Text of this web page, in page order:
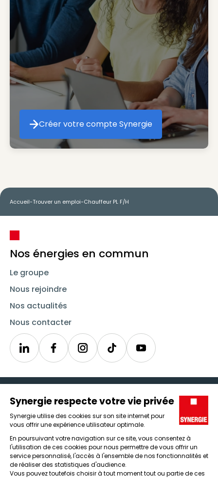
Créer votre compte Synergie
Créer votre compte Synergie
Accueil-Trouver un emploi-Chauffeur PL F/H
Nos énergies en commun
Le groupe
Nous rejoindre
Nos actualités
Nous contacter
LinkedinSynergieInstagramTikTok Youtube
Icône d'illustration
Candidats
Entreprises
Icône d'illustration
Nos agences
Icône d'illustration
Conditions générales d'utilisation et mentions légales